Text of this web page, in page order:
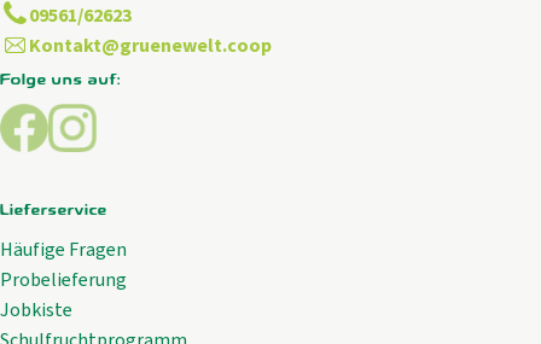
09561/62623
Kontakt@gruenewelt.coop
Folge uns auf:
Externer Link zu https://www.facebook.com/
Externer Link zu https://www.instagram.com/
Lieferservice
Häufige Fragen
Probelieferung
Jobkiste